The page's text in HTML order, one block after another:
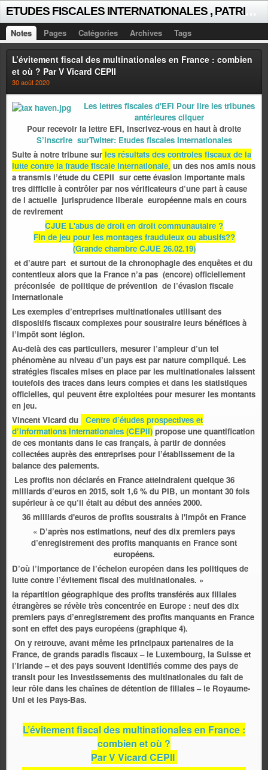
Notes Pages Catégories Archives Tags
L’évitement fiscal des multinationales en France : combien
et où ? Par V Vicard CEPII
30 août 2020
Les lettres fiscales d'EFI Pour lire les tribunes
antérieures cliquer
Pour recevoir la lettre EFI, inscrivez-vous en haut à droite
S’inscrire surTwitter: Etudes fiscales Internationales
Suite à notre tribune sur les résultats des controles fiscaux de la
lutte contre la fraude fiscale internationale, un des nos amis nous
a transmis l’étude du CEPII sur cette évasion importante mais
tres difficile à contrôler par nos vérificateurs d’une part à cause
de l actuelle jurisprudence liberale européenne mais en cours
de revirement
CJUE L'abus de droit en droit communautaire ?
Fin de jeu pour les montages frauduleux ou abusifs??
(Grande chambre CJUE 26.02.19)
et d’autre part et surtout de la chronophagie des enquêtes et du
contentieux alors que la France n’a pas (encore) officiellement
préconisée de politique de prévention de l’évasion fiscale
internationale
Les exemples d’entreprises multinationales utilisant des
dispositifs fiscaux complexes pour soustraire leurs bénéfices à
l’impôt sont légion.
Au-delà des cas particuliers, mesurer l’ampleur d’un tel
phénomène au niveau d’un pays est par nature compliqué. Les
stratégies fiscales mises en place par les multinationales laissent
toutefois des traces dans leurs comptes et dans les statistiques
officielles, qui peuvent être exploitées pour mesurer les montants
en jeu.
Vincent Vicard du
Centre d’études prospectives et
d’informations internationales (CEPII) propose une quantification
de ces montants dans le cas français, à partir de données
collectées auprès des entreprises pour l’établissement de la
balance des paiements.
Les profits non déclarés en France atteindraient quelque 36
milliards d’euros en 2015, soit 1,6 % du PIB, un montant 30 fois
supérieur à ce qu’il était au début des années 2000.
36 milliards d'euros de profits soustraits à l'impôt en France
« D’après nos estimations, neuf des dix premiers pays
d’enregistrement des profits manquants en France sont
européens.
D’où l’importance de l’échelon européen dans les politiques de
lutte contre l’évitement fiscal des multinationales. »
la répartition géographique des profits transférés aux filiales
étrangères se révèle très concentrée en Europe : neuf des dix
premiers pays d’enregistrement des profits manquants en France
sont en effet des pays européens (graphique 4).
On y retrouve, avant même les principaux partenaires de la
France, de grands paradis fiscaux – le Luxembourg, la Suisse et
l’Irlande – et des pays souvent identifiés comme des pays de
transit pour les investissements des multinationales du fait de
leur rôle dans les chaînes de détention de filiales – le Royaume-
Uni et les Pays-Bas.
L’évitement fiscal des multinationales en France :
combien et où ?
Par V Vicard CEPII